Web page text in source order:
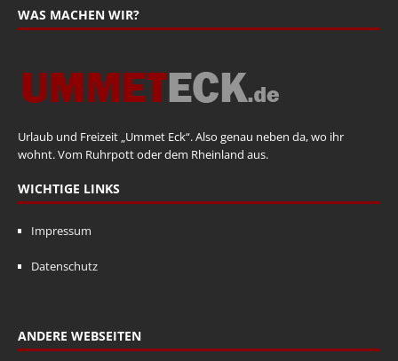
WAS MACHEN WIR?
Urlaub und Freizeit „Ummet Eck“. Also genau neben da, wo ihr
wohnt. Vom Ruhrpott oder dem Rheinland aus.
WICHTIGE LINKS
Impressum
Datenschutz
ANDERE WEBSEITEN